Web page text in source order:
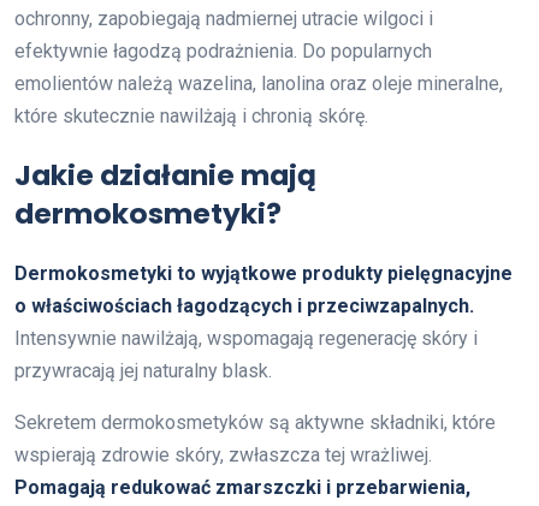
ochronny, zapobiegają nadmiernej utracie wilgoci i
efektywnie łagodzą podrażnienia. Do popularnych
emolientów należą wazelina, lanolina oraz oleje mineralne,
które skutecznie nawilżają i chronią skórę.
Jakie działanie mają
dermokosmetyki?
Dermokosmetyki to wyjątkowe produkty pielęgnacyjne
o właściwościach łagodzących i przeciwzapalnych.
Intensywnie nawilżają, wspomagają regenerację skóry i
przywracają jej naturalny blask.
Sekretem dermokosmetyków są aktywne składniki, które
wspierają zdrowie skóry, zwłaszcza tej wrażliwej.
Pomagają redukować zmarszczki i przebarwienia,